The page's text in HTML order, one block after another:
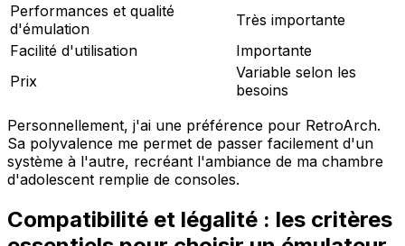
Performances et qualité
d'émulation
Très importante
Facilité d'utilisation
Importante
Prix
Variable selon les
besoins
Personnellement, j'ai une préférence pour RetroArch.
Sa polyvalence me permet de passer facilement d'un
système à l'autre, recréant l'ambiance de ma chambre
d'adolescent remplie de consoles.
Compatibilité et légalité : les critères